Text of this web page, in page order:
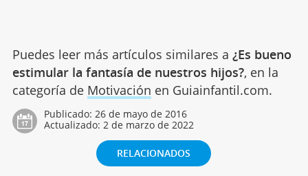
Puedes leer más artículos similares a ¿Es bueno
estimular la fantasía de nuestros hijos?, en la
categoría de Motivación en Guiainfantil.com.
Publicado: 26 de mayo de 2016
Actualizado: 2 de marzo de 2022
RELACIONADOS